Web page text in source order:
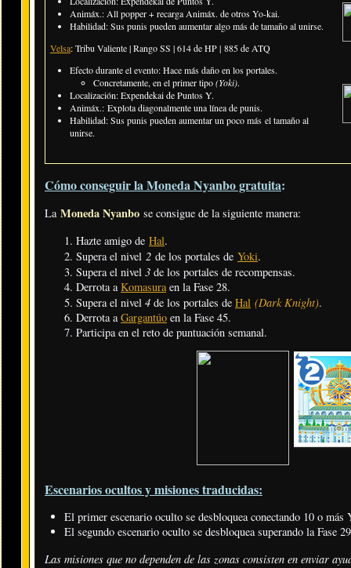
Animáx.: All popper + recarga Animáx. de otros Yo-kai.
Habilidad: Sus punis pueden aumentar algo más de tamaño al unirse.
Velsa: Tribu Valiente | Rango SS | 614 de HP | 885 de ATQ
Efecto durante el evento: Hace más daño en los portales.
​Concretamente, en el primer tipo(Yoki).
Localización:Expendekai de Puntos Y.
Animáx.: Explota diagonalmente una línea de punis.
Habilidad: Sus punis pueden aumentarun poco más el tamaño al
unirse.
Cómo conseguir la Moneda Nyanbo gratuita:
La Moneda Nyanbo se consigue de la siguiente manera:
Hazte amigo de Hal.
Supera el nivel 2 de los portales de Yoki.
Supera el nivel 3 de los portales de recompensas.
Derrota a Komasura en la Fase 28.
Supera el nivel 4 de los portales de Hal (Dark Knight).
Derrota a Gargantúo en la Fase 45.
Participa en el reto de puntuación semanal.
Escenarios ocultos y misiones traducidas:
El primer escenario oculto se desbloquea conectando 10 o más
El segundo escenario oculto se desbloquea superando la Fase
Las misiones que no dependen de las zonas consisten en enviar